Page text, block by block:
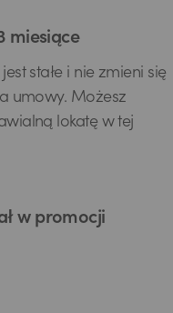
miesiące
stałe i nie zmieni się
umowy. Możesz
lokatę w tej
w promocji